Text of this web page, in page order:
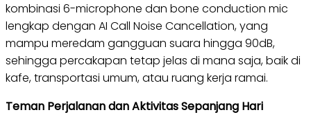
kombinasi 6-microphone dan bone conduction mic
lengkap dengan AI Call Noise Cancellation, yang
mampu meredam gangguan suara hingga 90dB,
sehingga percakapan tetap jelas di mana saja, baik di
kafe, transportasi umum, atau ruang kerja ramai.
Teman Perjalanan dan Aktivitas Sepanjang Hari